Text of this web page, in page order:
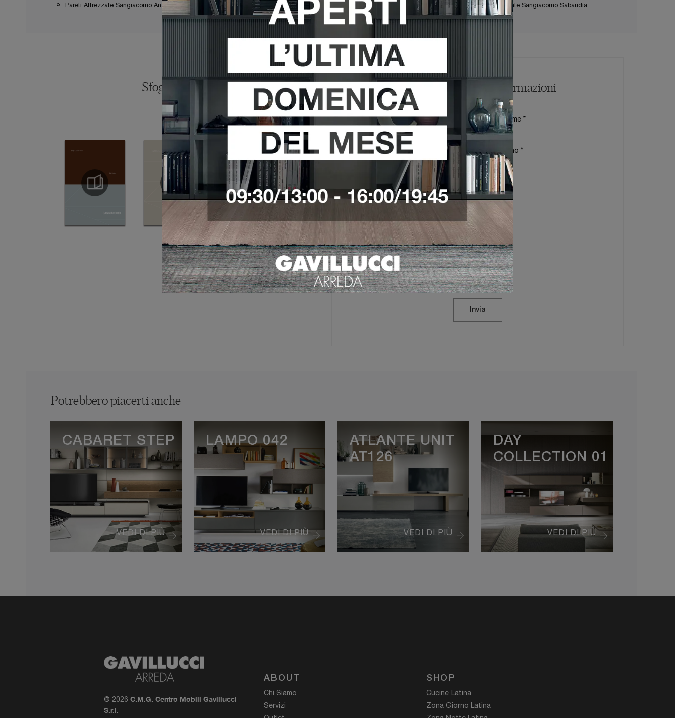
Pareti Attrezzate Sangiacomo Anzio Pareti Attrezzate Sangiacomo Latina Pareti Attrezzate Sangiacomo Pontinia Pareti Attrezzate Sangiacomo Sabaudia
Sfoglia i cataloghi Richiedi Maggiori Informazioni
Ho preso visione dellaPrivacy Policy
Invia
Potrebbero piacerti anche
VEDI DI PIÙ
CABARET STEP
VEDI DI PIÙ
LAMPO 042
VEDI DI PIÙ
ATLANTE UNIT
AT126
VEDI DI PIÙ
DAY
COLLECTION 01
® 2026 C.M.G. Centro Mobili Gavillucci
S.r.l.
ABOUT
Chi Siamo
Servizi
SHOP
Cucine Latina
Zona Giorno Latina